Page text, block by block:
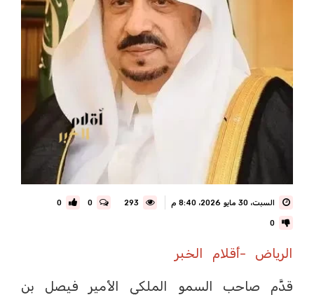
السبت، 30 مايو 2026، 8:40 م 0
0
0
الرياض -أقلام الخبر
قدَّم صاحب السمو الملكي الأمير فيصل بن